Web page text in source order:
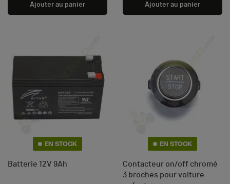
Ajouter au panier Ajouter au panier
EN STOCK
Batterie 12V 9Ah
EN STOCK
Contacteur on/off chromé
3 broches pour voiture